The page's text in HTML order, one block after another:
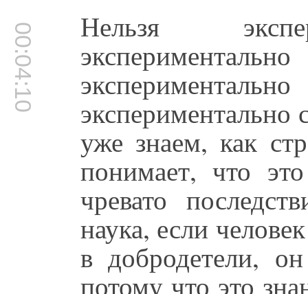
00:04:10 Нельзя
уже знаем, как
понимает, что
чревато
наука, если
в добродетели,
потому что это